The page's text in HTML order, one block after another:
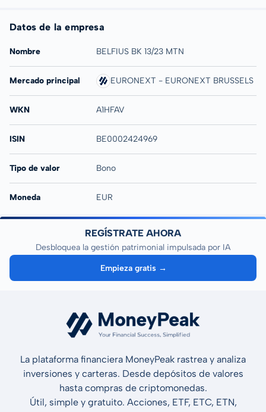
Datos de la empresa
Nombre BELFIUS BK 13/23 MTN
Mercado principal EURONEXT - EURONEXT BRUSSELS
WKN A1HFAV
ISIN BE0002424969
Tipo de valor Bono
Moneda EUR
REGÍSTRATE AHORA
Desbloquea la gestión patrimonial impulsada por IA
Empieza gratis →
La plataforma financiera MoneyPeak rastrea y analiza
inversiones y carteras. Desde depósitos de valores
hasta compras de criptomonedas.
Útil, simple y gratuito. Acciones, ETF, ETC, ETN,